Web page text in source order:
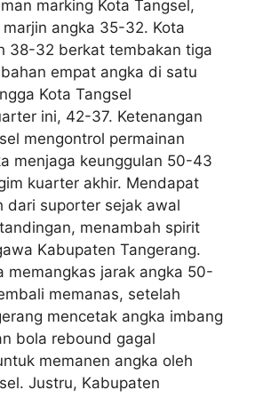
marking Kota Tangsel,
angka 35-32. Kota
38-32 berkat tembakan tiga
empat angka di satu
Kota Tangsel
ini, 42-37. Ketenangan
mengontrol permainan
menjaga keunggulan 50-43
kuarter akhir. Mendapat
dari suporter sejak awal
menambah spirit
Kabupaten Tangerang.
memangkas jarak angka 50-
memanas, setelah
mencetak angka imbang
bola rebound gagal
memanen angka oleh
Justru, Kabupaten